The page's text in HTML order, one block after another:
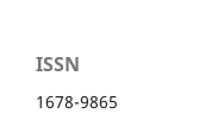
ISSN
1678-9865